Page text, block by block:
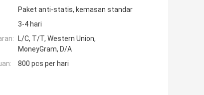
Paket anti-statis, kemasan standar
3-4 hari
L/C, T/T, Western Union,
MoneyGram, D/A
800 pcs per hari